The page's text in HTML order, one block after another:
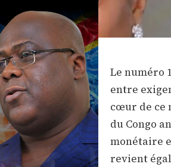
Le numéro
entre
cœur de ce
du Congo
monétaire
revient